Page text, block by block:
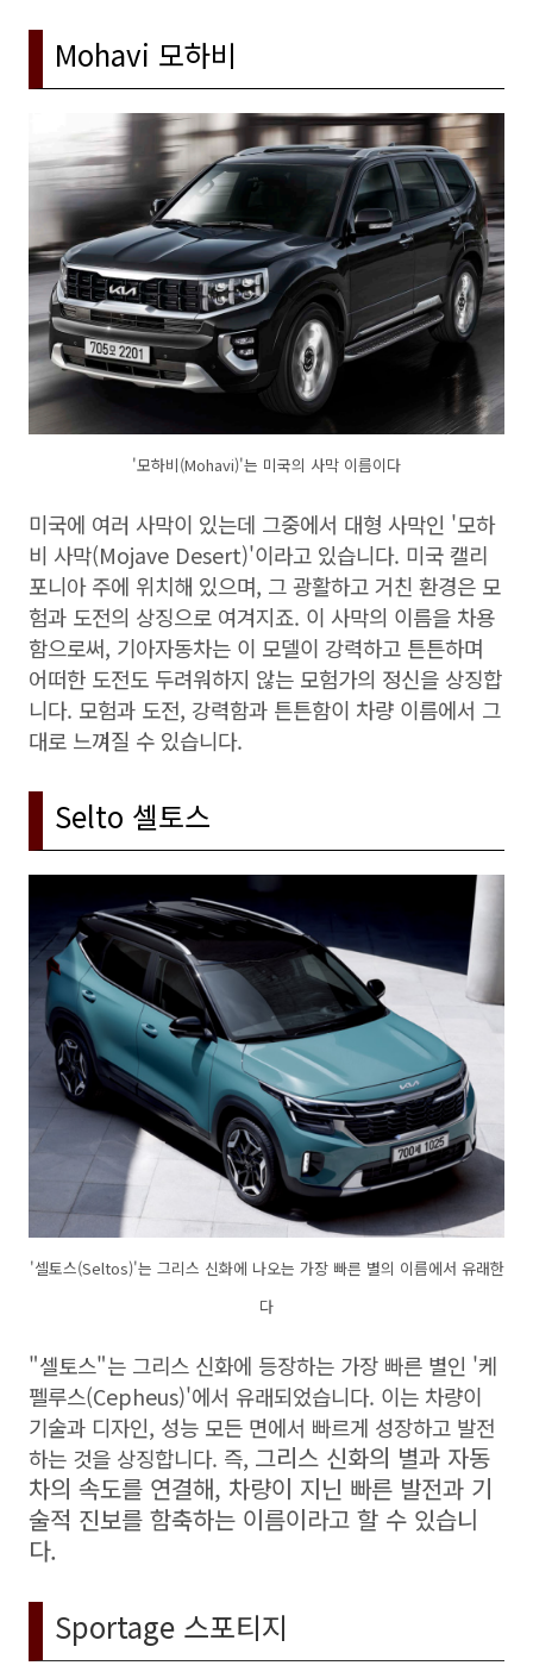
Mohavi 모하비
'모하비(Mohavi)'는 미국의 사막 이름이다
미국에 여러 사막이 있는데 그중에서 대형 사막인 '모하
비 사막(Mojave Desert)'이라고 있습니다. 미국 캘리
포니아 주에 위치해 있으며, 그 광활하고 거친 환경은 모
험과 도전의 상징으로 여겨지죠. 이 사막의 이름을 차용
함으로써, 기아자동차는 이 모델이 강력하고 튼튼하며
어떠한 도전도 두려워하지 않는 모험가의 정신을 상징합
니다. 모험과 도전, 강력함과 튼튼함이 차량 이름에서 그
대로 느껴질 수 있습니다.
Selto 셀토스
'셀토스(Seltos)'는 그리스 신화에 나오는 가장 빠른 별의 이름에서 유래한
다
"셀토스"는 그리스 신화에 등장하는 가장 빠른 별인 '케
펠루스(Cepheus)'에서 유래되었습니다. 이는 차량이
기술과 디자인, 성능 모든 면에서 빠르게 성장하고 발전
하는 것을 상징합니다. 즉, 그리스 신화의 별과 자동
차의 속도를 연결해, 차량이 지닌 빠른 발전과 기
술적 진보를 함축하는 이름이라고 할 수 있습니
다.
Sportage 스포티지